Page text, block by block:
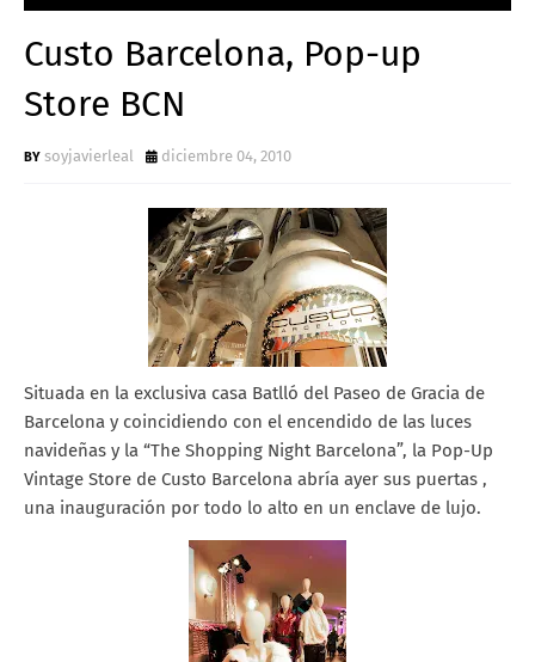
Custo Barcelona, Pop-up
Store BCN
soyjavierleal diciembre 04, 2010
Situada en la exclusiva casa Batlló del Paseo de Gracia de
Barcelona y coincidiendo con el encendido de las luces
navideñas y la “The Shopping Night Barcelona”, la Pop-Up
Vintage Store de Custo Barcelona abría ayer sus puertas ,
una inauguración por todo lo alto en un enclave de lujo.